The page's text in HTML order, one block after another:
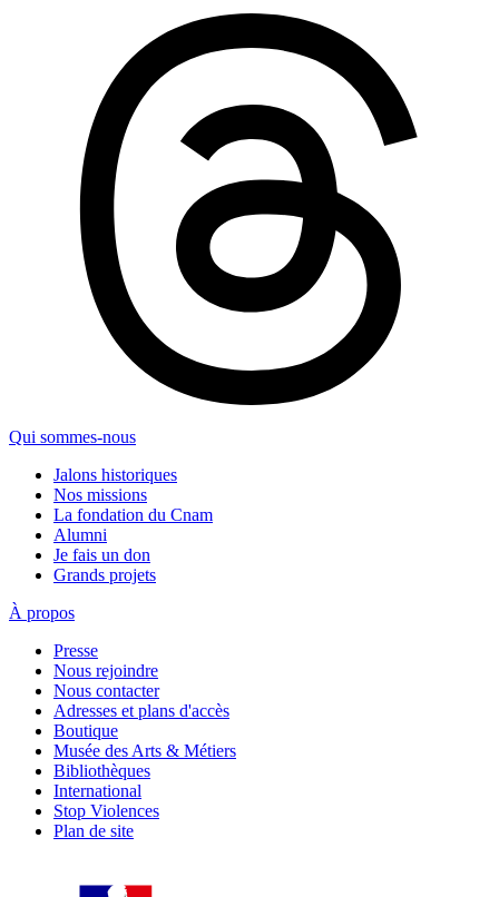
Qui sommes-nous
Jalons historiques
Nos missions
La fondation du Cnam
Alumni
Je fais un don
Grands projets
À propos
Presse
Nous rejoindre
Nous contacter
Adresses et plans d'accès
Boutique
Musée des Arts & Métiers
Bibliothèques
International
Stop Violences
Plan de site